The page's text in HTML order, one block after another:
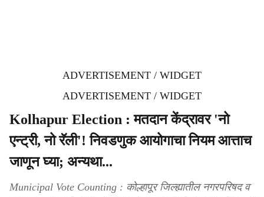
ADVERTISEMENT / WIDGET
ADVERTISEMENT / WIDGET
Kolhapur Election : मतदान केंद्रावर 'नो
एन्ट्री, नो रॅली'! निवडणुक आयोगाचा नियम आत्ताच
जाणून घ्या; अन्यथा...
Municipal Vote Counting : कोल्हापूर जिल्ह्यातील नगरपरिषद व